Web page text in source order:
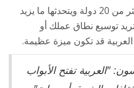
العربية هي اللغة الرسمية في أكثر من 20 دولة ويتحدثها ما يزيد
تريد توسيع نطاق عملك أو
قد تكون ميزة عظيمة.
"العربية تفتح الأبواب